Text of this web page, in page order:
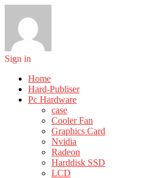
Sign in
Home
Hard-Publiser
Pc Hardware
case
Cooler Fan
Graphics Card
Nvidia
Radeon
Harddisk SSD
LCD